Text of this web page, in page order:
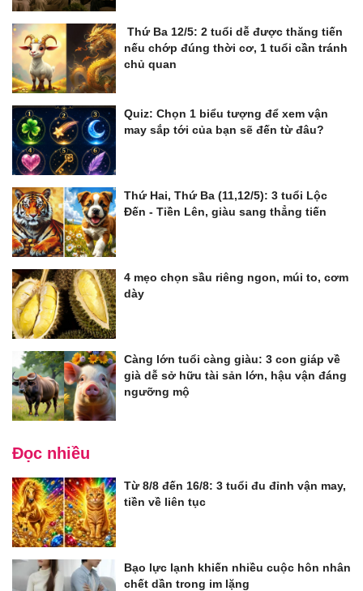
Thứ Ba 12/5: 2 tuổi dễ được thăng tiến
nếu chớp đúng thời cơ, 1 tuổi cần tránh
chủ quan
Quiz: Chọn 1 biểu tượng để xem vận
may sắp tới của bạn sẽ đến từ đâu?
Thứ Hai, Thứ Ba (11,12/5): 3 tuổi Lộc
Đến - Tiền Lên, giàu sang thẳng tiến
4 mẹo chọn sầu riêng ngon, múi to, cơm
dày
Càng lớn tuổi càng giàu: 3 con giáp về
già dễ sở hữu tài sản lớn, hậu vận đáng
ngưỡng mộ
Đọc nhiều
Từ 8/8 đến 16/8: 3 tuổi đu đỉnh vận may,
tiền về liên tục
Bạo lực lạnh khiến nhiều cuộc hôn nhân
chết dần trong im lặng